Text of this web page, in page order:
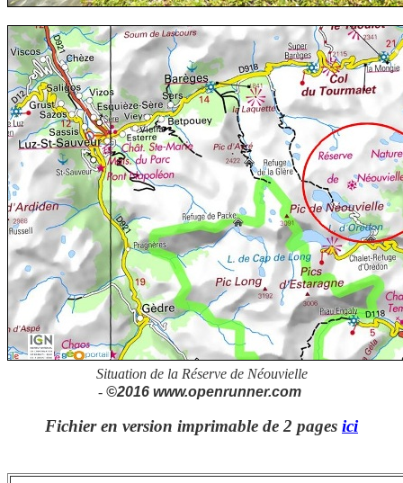
Situation de la Réserve de Néouvielle
- ©2016 www.openrunner.com
Fichier en version imprimable de 2 pages ici